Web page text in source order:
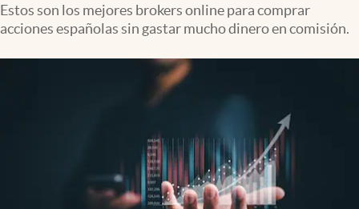
Estos son los mejores brokers online para comprar
acciones españolas sin gastar mucho dinero en comisión.